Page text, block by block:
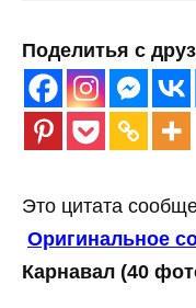
Поделитья с
Это цитата
Оригинальное
Карнавал (40